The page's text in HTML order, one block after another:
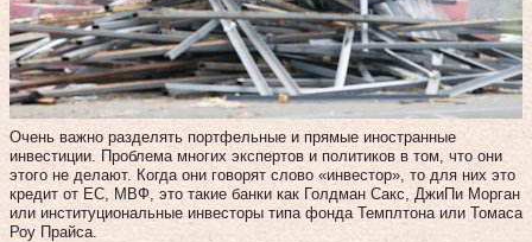
Очень важно разделять портфельные и прямые иностранные
инвестиции. Проблема многих экспертов и политиков в том, что они
этого не делают. Когда они говорят слово «инвестор», то для них это
кредит от ЕС, МВФ, это такие банки как Голдман Сакс, ДжиПи Морган
или институциональные инвесторы типа фонда Темплтона или Томаса
Роу Прайса.